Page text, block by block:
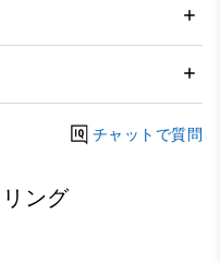
チャットで質問
ング